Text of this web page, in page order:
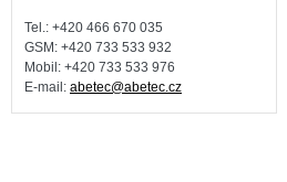
Tel.: +420 466 670 035
GSM: +420 733 533 932
Mobil: +420 733 533 976
E-mail: abetec@abetec.cz